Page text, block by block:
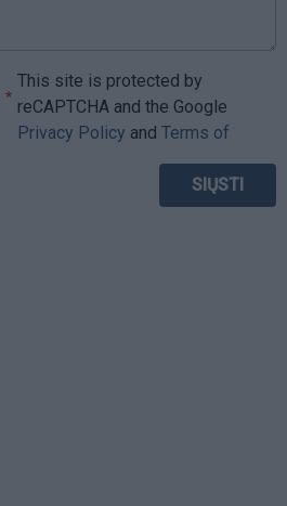
This site is protected by
reCAPTCHA and the Google
Privacy Policy and Terms of